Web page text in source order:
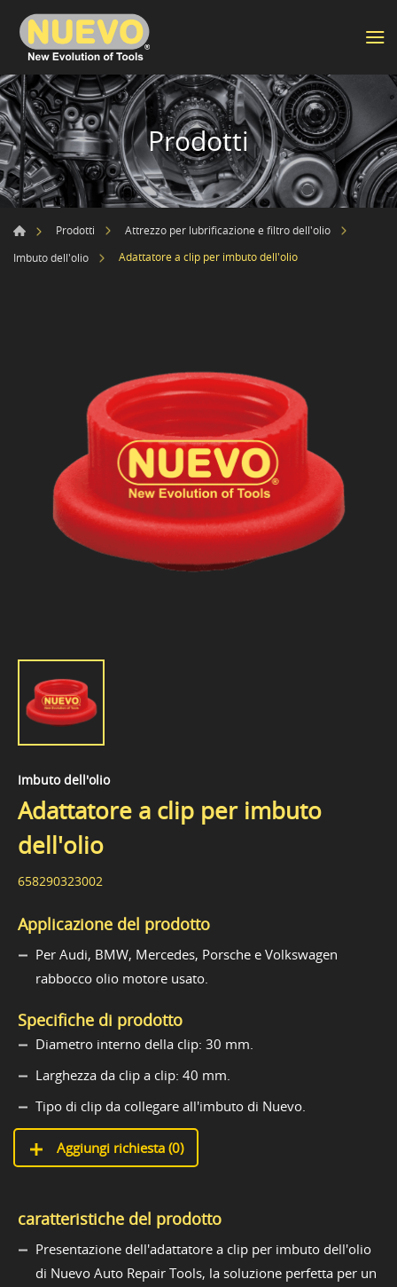
Prodotti
Prodotti
Attrezzo per lubrificazione e filtro dell'olio
Imbuto dell'olio
Adattatore a clip per imbuto dell'olio
Imbuto dell'olio
Adattatore a clip per imbuto
dell'olio
658290323002
Applicazione del prodotto
Per Audi, BMW, Mercedes, Porsche e Volkswagen
rabbocco olio motore usato.
Specifiche di prodotto
Diametro interno della clip: 30 mm.
Larghezza da clip a clip: 40 mm.
Tipo di clip da collegare all'imbuto di Nuevo.
Aggiungi richiesta (0)
caratteristiche del prodotto
Presentazione dell'adattatore a clip per imbuto dell'olio
di Nuevo Auto Repair Tools, la soluzione perfetta per un